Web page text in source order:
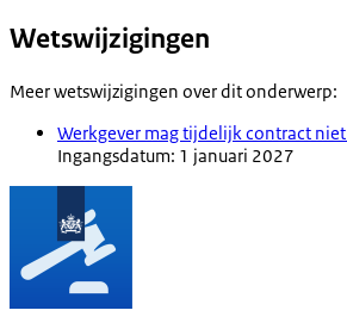
Wetswijzigingen
Meer wetswijzigingen over dit onderwerp:
Werkgever mag tijdelijk contract
Ingangsdatum: 1 januari 2027